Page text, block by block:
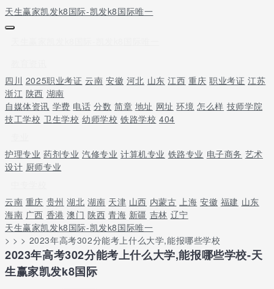
天生赢家凯发k8国际-凯发k8国际唯一
四川 2025职业考证 云南 安徽 河北 山东 江西 重庆 职业考证 江苏
浙江 陕西 湖南
自媒体资讯 学费 电话 分数 简章 地址 网址 环境 怎么样 技师学院
技工学校 卫生学校 幼师学校 铁路学校 404
护理专业 药剂专业 汽修专业 计算机专业 铁路专业 电子商务 艺术
设计 厨师专业
云南 重庆 贵州 湖北 湖南 天津 山西 内蒙古 上海 安徽 福建 山东
海南 广西 香港 澳门 陕西 青海 新疆 吉林 辽宁
天生赢家凯发k8国际-凯发k8国际唯一
> > > 2023年高考302分能考上什么大学,能报哪些学校
2023年高考302分能考上什么大学,能报哪些学校-天
生赢家凯发k8国际